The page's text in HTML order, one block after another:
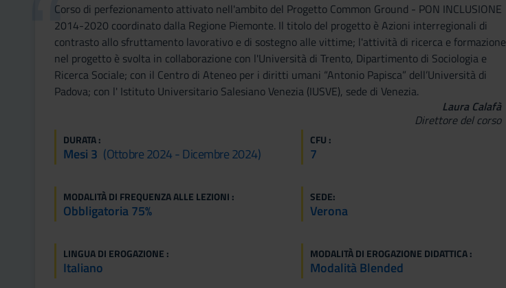
Corso di perfezionamento attivato nell'ambito del Progetto Common Ground - PON INCLUSIONE
2014-2020 coordinato dalla Regione Piemonte. Il titolo del progetto è Azioni interregionali di
contrasto allo sfruttamento lavorativo e di sostegno alle vittime; l'attività di ricerca e formazione
nel progetto è svolta in collaborazione con l'Università di Trento, Dipartimento di Sociologia e
Ricerca Sociale; con il Centro di Ateneo per i diritti umani “Antonio Papisca” dell’Università di
Padova; con l' Istituto Universitario Salesiano Venezia (IUSVE), sede di Venezia.
Laura Calafà
Direttore del corso
DURATA :
Mesi 3 (ottobre 2024 - Dicembre 2024)
CFU :
7
MODALITÀ DI FREQUENZA ALLE LEZIONI :
Obbligatoria 75%
SEDE:
Verona
LINGUA DI EROGAZIONE :
Italiano
MODALITÀ DI EROGAZIONE DIDATTICA :
Modalità Blended